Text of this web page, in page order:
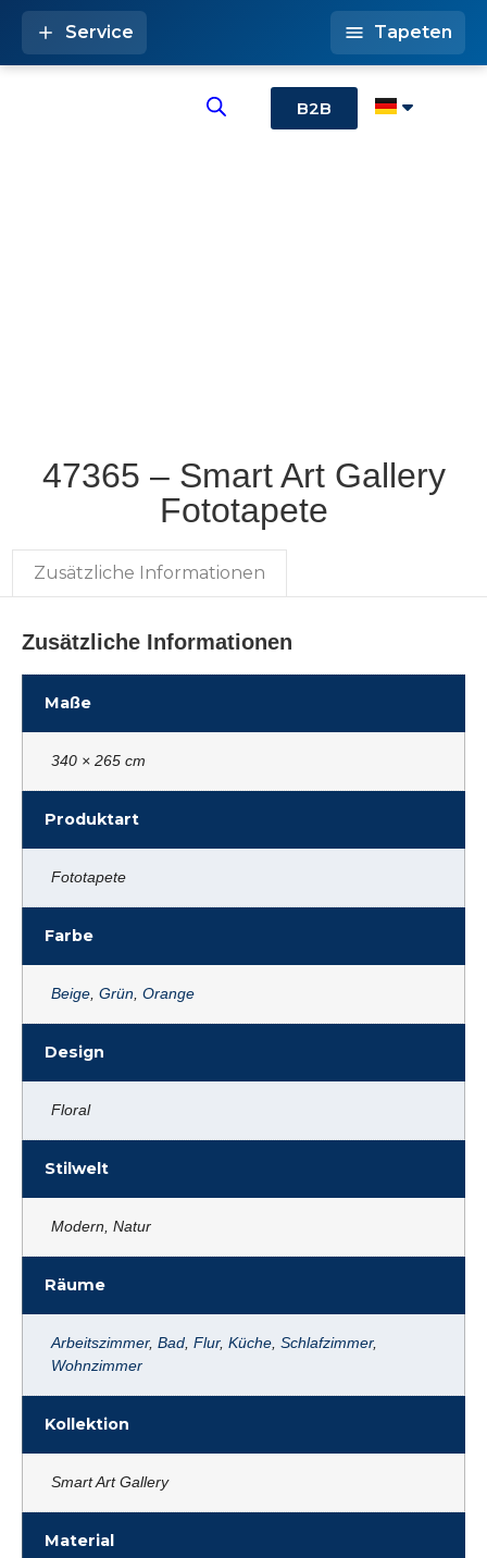
B2B
Service Tapeten
47365 – Smart Art Gallery
Fototapete
Zusätzliche Informationen
Zusätzliche Informationen
Maße
340 × 265 cm
Produktart
Fototapete
Farbe
Beige Grün Orange
Design
Floral
Stilwelt
Modern, Natur
Räume
Arbeitszimmer, Bad Flur, Küche Schlafzimmer,
Wohnzimmer
Kollektion
Smart Art Gallery
Material